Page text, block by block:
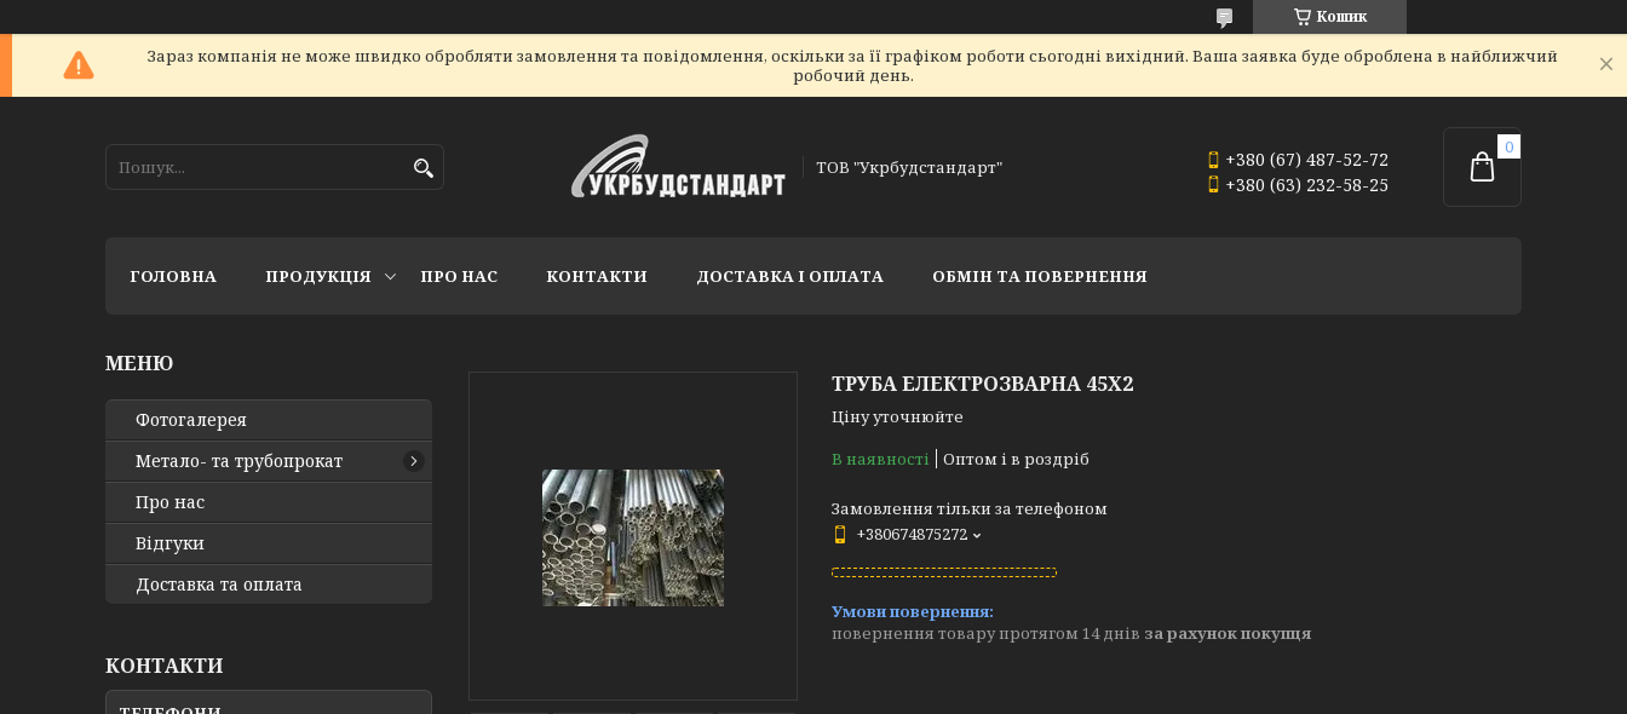
Кошик
Зараз компанія не може швидко обробляти замовлення та повідомлення, оскільки за її графіком роботи сьогодні вихідний. Ваша заявка буде оброблена в найближчий
робочий день.
ТОВ "Укрбудстандарт"
+380 (67) 487-52-72
+380 (63) 232-58-25
ГОЛОВНА ПРОДУКЦІЯ ПРО НАС КОНТАКТИ ДОСТАВКА І ОПЛАТА ОБМІН ТА ПОВЕРНЕННЯ
ТРУБА ЕЛЕКТРОЗВАРНА 45Х2
Ціну уточнюйте
В наявності
Оптом і в роздріб
Замовлення тільки за телефоном
+380674875272
повернення товару протягом 14 днів за рахунок покупця
Фотогалерея
Метало- та трубопрокат
Про нас
Відгуки
Доставка та оплата
КОНТАКТИ